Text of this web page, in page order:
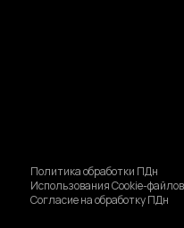
Политика обработки ПДн
Использования Cookie-файлов
Согласие на обработку ПДн